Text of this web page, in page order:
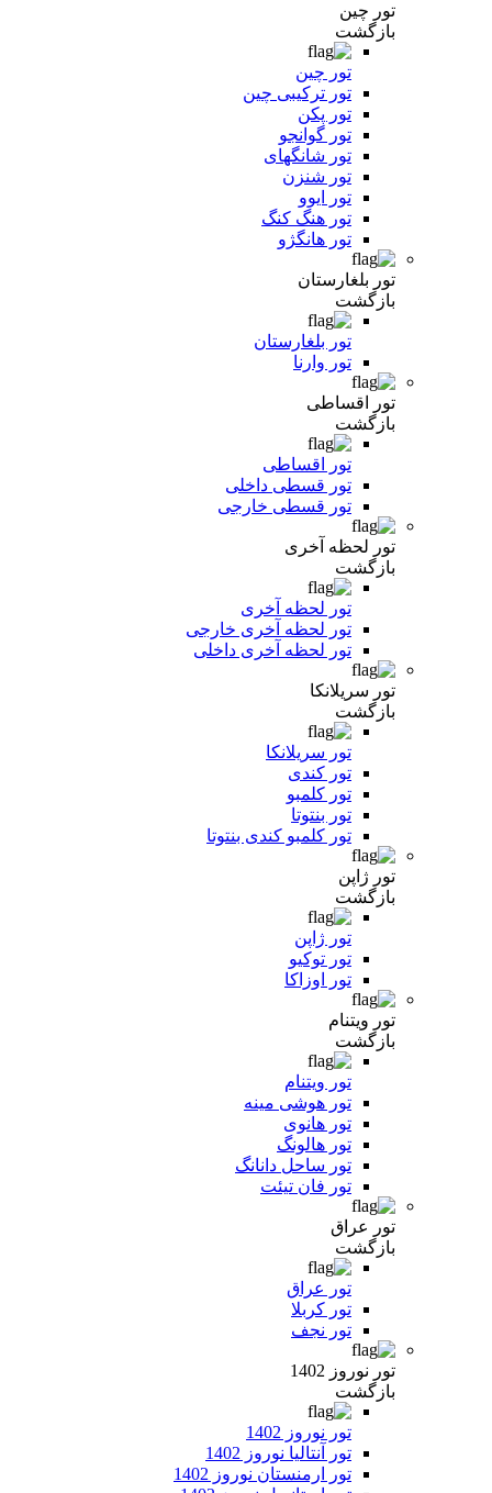
تور چین
بازگشت
تور چین
تور ترکیبی چین
تور پکن
تور گوانجو
تور شانگهای
تور شنزن
تور ایوو
تور هنگ کنگ
تور هانگژو
تور بلغارستان
بازگشت
تور بلغارستان
تور وارنا
تور اقساطی
بازگشت
تور اقساطی
تور قسطی داخلی
تور قسطی خارجی
تور لحظه آخری
بازگشت
تور لحظه آخری
تور لحظه آخری خارجی
تور لحظه آخری داخلی
تور سریلانکا
بازگشت
تور سریلانکا
تور کندی
تور کلمبو
تور بنتوتا
تور کلمبو کندی بنتوتا
تور ژاپن
بازگشت
تور ژاپن
تور توکیو
تور اوزاکا
تور ویتنام
بازگشت
تور ویتنام
تور هوشی مینه
تور هانوی
تور هالونگ
تور ساحل دانانگ
تور فان تیئت
تور عراق
بازگشت
تور عراق
تور کربلا
تور نجف
تور نوروز 1402
بازگشت
تور نوروز 1402
تور آنتالیا نوروز 1402
تور ارمنستان نوروز 1402